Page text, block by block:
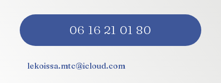
06 16 21 01 80
lekoissa.mtc@icloud.com